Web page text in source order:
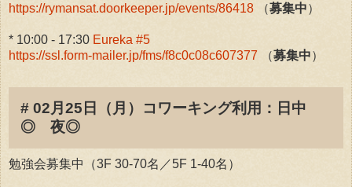
https://rymansat.doorkeeper.jp/events/86418 （募集中）
* 10:00 - 17:30 Eureka #5
https://ssl.form-mailer.jp/fms/f8c0c08c607377 （募集中）
# 02月25日（月）コワーキング利用：日中
◎ 夜◎
勉強会募集中（3F 30-70名／5F 1-40名）